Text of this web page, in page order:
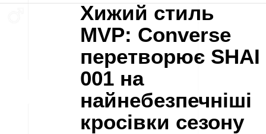
Хижий стиль
MVP: Converse
перетворює SHAI
001 на
найнебезпечніші
кросівки сезону